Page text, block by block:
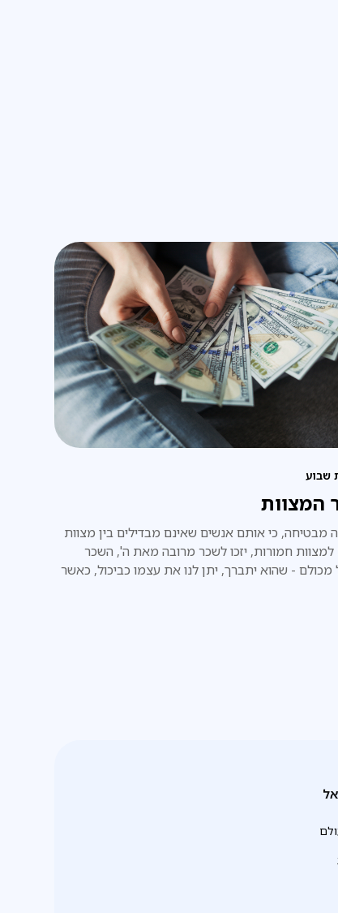
שבוע
המצוות
מבטיחה, כי אותם אנשים שאינם מבדילים בין מצוות
למצוות חמורות, יזכו לשכר מרובה מאת ה', השכר
מכולם - שהוא יתברך, יתן לנו את עצמו כביכול, כאשר